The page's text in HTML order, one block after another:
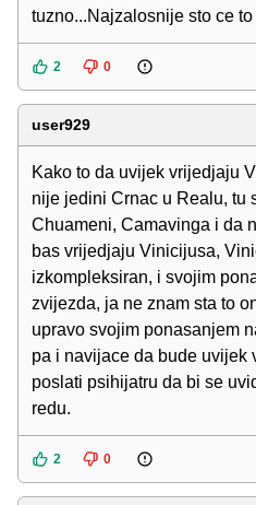
tuzno...Najzalosnije sto ce
2 0
user929
Kako to da uvijek vrijedjaju
nije jedini Crnac u Realu, tu
Chuameni, Camavinga i da
bas vrijedjaju Vinicijusa,
izkompleksiran, i svojim
zvijezda, ja ne znam sta to
upravo svojim ponasanjem
pa i navijace da bude uvijek
poslati psihijatru da bi se
redu.
2 0